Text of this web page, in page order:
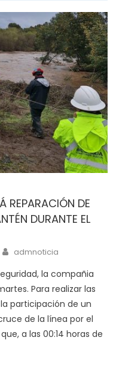
REPARACIÓN DE
DURANTE EL
Author
admnoticia
la compañia
Para realizar las
participación de un
de la línea por el
a las 00:14 horas de